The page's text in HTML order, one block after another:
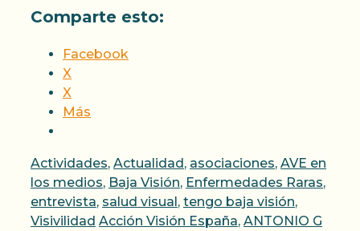
Comparte esto:
Facebook
X
X
Más
Categorías
Actividades, Actualidad , asociaciones, AVE en
los medios, Baja Visión, Enfermedades Raras,
entrevista, salud visual , tengo baja visión,
Visivilidad Etiquetas
Acción Visión España, ANTONIO G